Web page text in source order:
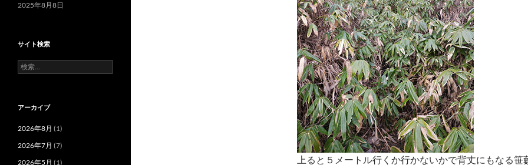
上ると５メートル行くか行かないかで背丈にもなる笹
2025年8月8日
サイト検索
検
索:
アーカイブ
2026年8月 (1)
2026年7月 (7)
2026年5月 (1)